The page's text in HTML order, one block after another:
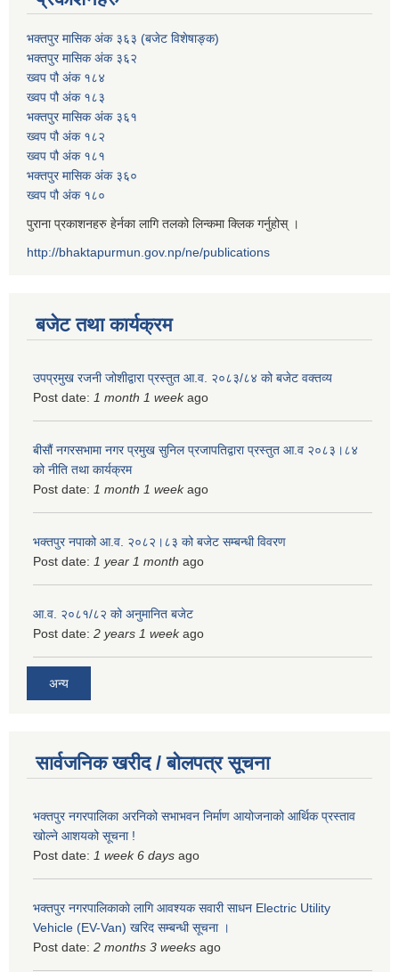
भक्तपुर मासिक अंक ३६३ (बजेट विशेषाङ्क)
भक्तपुर मासिक अंक ३६२
ख्वप पौ अंक १८४
ख्वप पौ अंक १८३
भक्तपुर मासिक अंक ३६१
ख्वप पौ अंक १८२
ख्वप पौ अंक १८१
भक्तपुर मासिक अंक ३६०
ख्वप पौ अंक १८०
पुराना प्रकाशनहरु हेर्नका लागि तलको लिन्कमा क्लिक गर्नुहोस् ।
http://bhaktapurmun.gov.np/ne/publications
बजेट तथा कार्यक्रम
उपप्रमुख रजनी जोशीद्वारा प्रस्तुत आ.व. २०८३/८४ को बजेट वक्तव्य
Post date: 1 month 1 weekago
बीसौं नगरसभामा नगर प्रमुख सुनिल प्रजापतिद्वारा प्रस्तुत आ.व‍ २०८३।८४
को नीति तथा कार्यक्रम
Post date: 1 month 1 weekago
भक्तपुर नपाको आ.व. २०८२।८३ को बजेट सम्बन्धी विवरण
Post date: 1 year 1 month ago
आ.व. २०८१/८२ को अनुमानित बजेट
Post date: 2 years 1 weekago
अन्य
सार्वजनिक खरीद / बोलपत्र सूचना
भक्तपुर नगरपालिका अरनिको सभाभवन निर्माण आयोजनाको आर्थिक प्रस्ताव
खोल्ने आशयको सूचना !
Post date: 1 week 6 days ago
भक्तपुर नगरपालिकाकाे लागि आवश्यक सवारी साधन Electric Utility
Vehicle (EV-Van) खरिद सम्बन्धी सूचना ।
Post date: 2 months 3 weeks ago